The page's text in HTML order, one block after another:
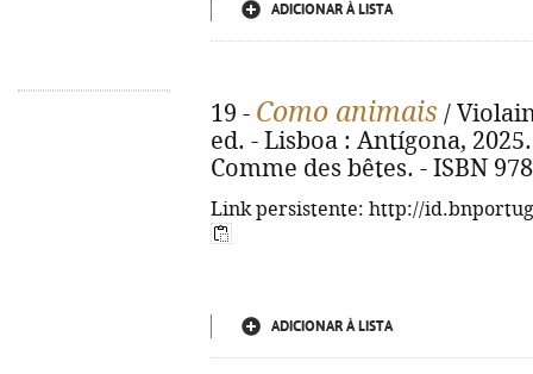
ADICIONAR À LISTA
19 - Como animais /
ed. - Lisboa : Antígona,
Comme des bêtes. - ISBN
Link persistente: http://
ADICIONAR À LISTA